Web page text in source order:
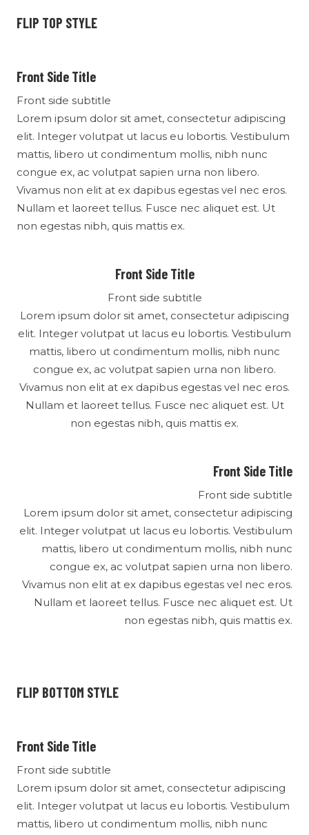
FLIP TOP STYLE
Front Side Title
Front side subtitle
Lorem ipsum dolor sit amet, consectetur adipiscing
elit. Integer volutpat ut lacus eu lobortis. Vestibulum
mattis, libero ut condimentum mollis, nibh nunc
congue ex, ac volutpat sapien urna non libero.
Vivamus non elit at ex dapibus egestas vel nec eros.
Nullam et laoreet tellus. Fusce nec aliquet est. Ut
non egestas nibh, quis mattis ex.
Front Side Title
Front side subtitle
Lorem ipsum dolor sit amet, consectetur adipiscing
elit. Integer volutpat ut lacus eu lobortis. Vestibulum
mattis, libero ut condimentum mollis, nibh nunc
congue ex, ac volutpat sapien urna non libero.
Vivamus non elit at ex dapibus egestas vel nec eros.
Nullam et laoreet tellus. Fusce nec aliquet est. Ut
non egestas nibh, quis mattis ex.
Front Side Title
Front side subtitle
Lorem ipsum dolor sit amet, consectetur adipiscing
elit. Integer volutpat ut lacus eu lobortis. Vestibulum
mattis, libero ut condimentum mollis, nibh nunc
congue ex, ac volutpat sapien urna non libero.
Vivamus non elit at ex dapibus egestas vel nec eros.
Nullam et laoreet tellus. Fusce nec aliquet est. Ut
non egestas nibh, quis mattis ex.
FLIP BOTTOM STYLE
Front Side Title
Front side subtitle
Lorem ipsum dolor sit amet, consectetur adipiscing
elit. Integer volutpat ut lacus eu lobortis. Vestibulum
mattis, libero ut condimentum mollis, nibh nunc